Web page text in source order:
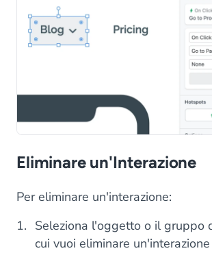
Eliminare un'Interazione
Per eliminare un'interazione:
Seleziona l'oggetto o il gruppo
cui vuoi eliminare un'interazione